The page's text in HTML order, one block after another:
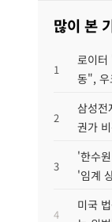
많이 본
1
로이터
동", 우
2
삼성전
권가
3
'한수
'임계
4
미국